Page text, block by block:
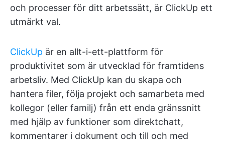
och processer för ditt arbetssätt, är ClickUp ett
utmärkt val.
ClickUp är en allt-i-ett-plattform för
produktivitet som är utvecklad för framtidens
arbetsliv. Med ClickUp kan du skapa och
hantera filer, följa projekt och samarbeta med
kollegor (eller familj) från ett enda gränssnitt
med hjälp av funktioner som direktchatt,
kommentarer i dokument och till och med